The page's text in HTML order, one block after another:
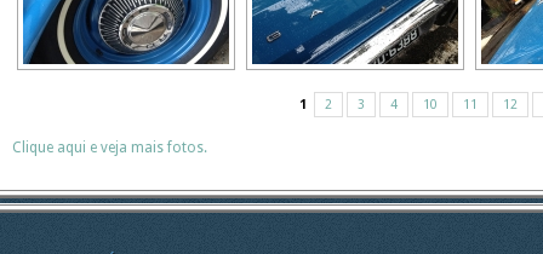
1 2 3 4 10 11 12
Clique aqui e veja mais fotos.